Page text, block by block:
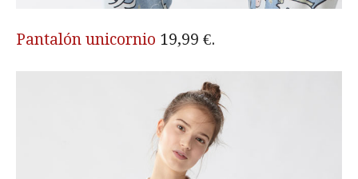
Pantalón unicornio 19,99 €.